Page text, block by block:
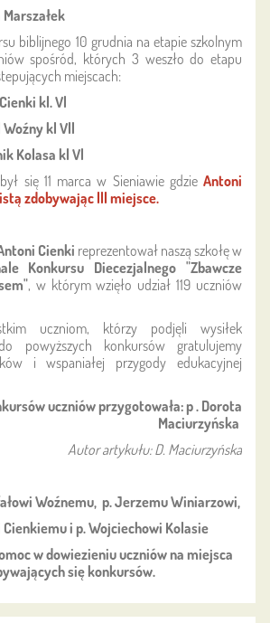
biblijnego 10 grudnia na etapie szkolnym
spośród, których 3 weszło do etapu
miejscach:
kl. Vl
kl Vll
Kolasa kl Vl
się 11 marca w Sieniawie gdzie Antoni
zdobywając lll miejsce.
Cienki reprezentował naszą szkołę w
Konkursu Diecezjalnego "Zbawcze
, w którym wzięło udział 119 uczniów
uczniom, którzy podjęli wysiłek
powyższych konkursów gratulujemy
i wspaniałej przygody edukacyjnej
uczniów przygotowała: p . Dorota
Maciurzyńska
Autor artykułu: D. Maciurzyńska
Woźnemu, p. Jerzemu Winiarzowi,
i p. Wojciechowi Kolasie
w dowiezieniu uczniów na miejsca
się konkursów.